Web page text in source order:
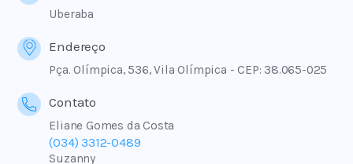
Uberaba
Endereço
Pça. Olímpica, 536, Vila Olímpica - CEP: 38.065-025
Contato
Eliane Gomes da Costa
(034) 3312-0489
Suzanny